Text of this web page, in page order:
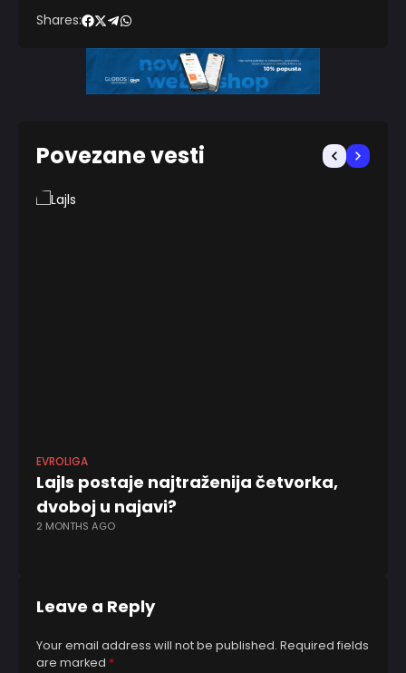
Shares:
Povezane vesti
EVROLIGA
Lajls postaje najtraženija četvorka,
dvoboj u najavi?
2 MONTHS AGO
Leave a Reply
Your email address will not be published. Required fields
are marked *